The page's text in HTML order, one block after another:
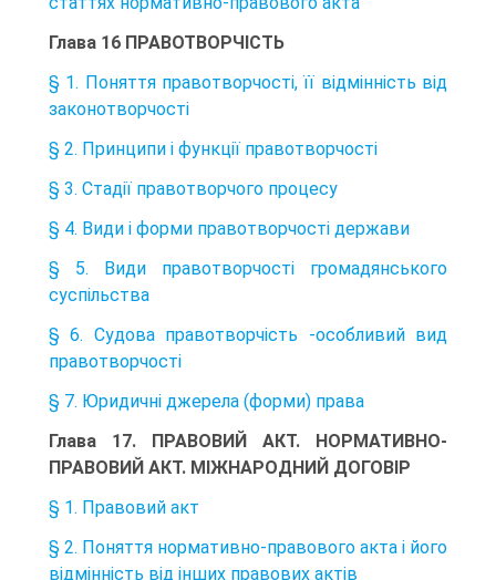
Глава 16 ПРАВОТВОРЧІСТЬ
§ 1. Поняття правотворчості, її відмінність від
законотворчості
§ 2. Принципи і функції правотворчості
§ 3. Стадії правотворчого процесу
§ 4. Види і форми правотворчості держави
§ 5. Види правотворчості громадянського
суспільства
§ 6. Судова правотворчість -особливий вид
правотворчості
§ 7. Юридичні джерела (форми) права
Глава 17. ПРАВОВИЙ АКТ. НОРМАТИВНО-
ПРАВОВИЙ АКТ. МІЖНАРОДНИЙ ДОГОВІР
§ 1. Правовий акт
§ 2. Поняття нормативно-правового акта і його
відмінність від інших правових актів